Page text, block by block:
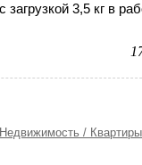
3,5 кг в
Недвижимость /